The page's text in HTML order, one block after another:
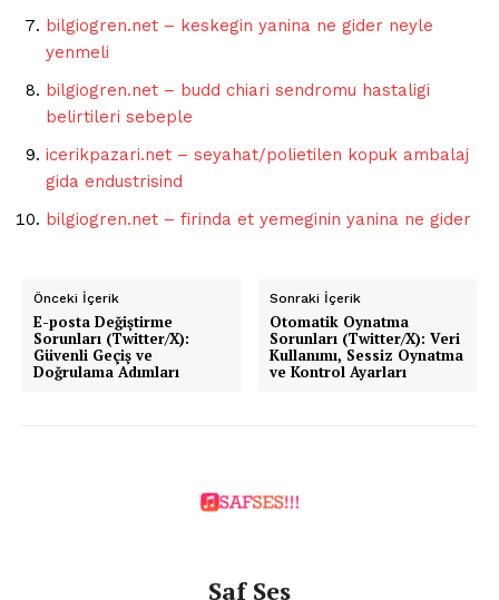
bilgiogren.net – keskegin yanina ne gider neyle
yenmeli
bilgiogren.net – budd chiari sendromu hastaligi
belirtileri sebeple
icerikpazari.net – seyahat/polietilen kopuk ambalaj
gida endustrisind
bilgiogren.net – firinda et yemeginin yanina ne gider
Önceki İçerik
E-posta Değiştirme
Sorunları (Twitter/X):
Güvenli Geçiş ve
Doğrulama Adımları
Sonraki İçerik
Otomatik Oynatma
Sorunları (Twitter/X): Veri
Kullanımı, Sessiz Oynatma
ve Kontrol Ayarları
Saf Ses